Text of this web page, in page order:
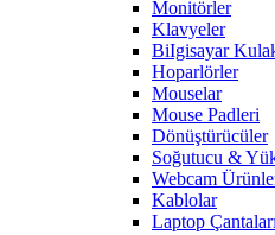
Monitörler
Klavyeler
BiIgisayar
Hoparlörler
Mouselar
Mouse Padleri
Dönüştürücüler
Soğutucu &
Webcam
Kablolar
Laptop Çantaları